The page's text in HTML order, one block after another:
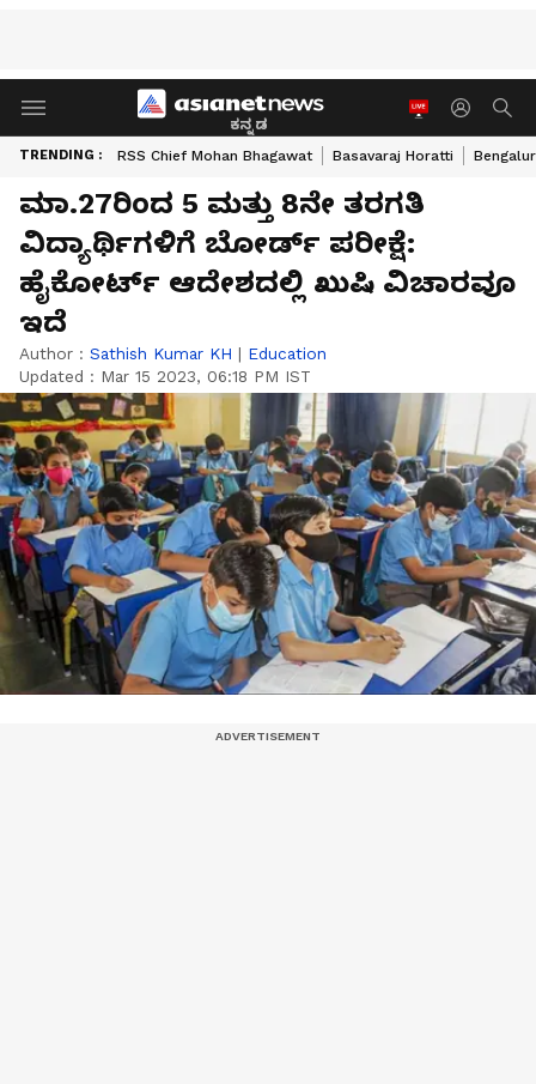
ಕನ್ನಡ
TRENDING : RSS Chief Mohan Bhagawat Basavaraj Horatti
ಮಾ.27ರಿಂದ 5 ಮತ್ತು 8ನೇ ತರಗತಿ
ವಿದ್ಯಾರ್ಥಿಗಳಿಗೆ ಬೋರ್ಡ್‌ ಪರೀಕ್ಷೆ:
ಹೈಕೋರ್ಟ್ ಆದೇಶದಲ್ಲಿ ಖುಷಿ ವಿಚಾರವೂ
ಇದೆ
Author : Sathish Kumar KH | Education
Updated : Mar 15 2023, 06:18 PM IST